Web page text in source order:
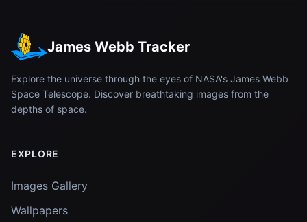
James Webb Tracker
Explore the universe through the eyes of NASA's James Webb
Space Telescope. Discover breathtaking images from the
depths of space.
EXPLORE
Images Gallery
Wallpapers